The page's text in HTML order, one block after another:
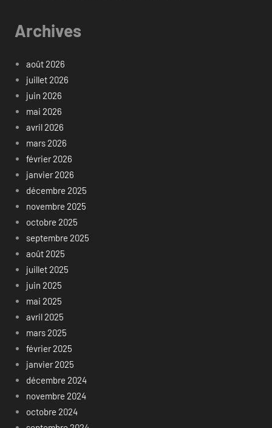
Archives
août 2026
juillet 2026
juin 2026
mai 2026
avril 2026
mars 2026
février 2026
janvier 2026
décembre 2025
novembre 2025
octobre 2025
septembre 2025
août 2025
juillet 2025
juin 2025
mai 2025
avril 2025
mars 2025
février 2025
janvier 2025
décembre 2024
novembre 2024
octobre 2024